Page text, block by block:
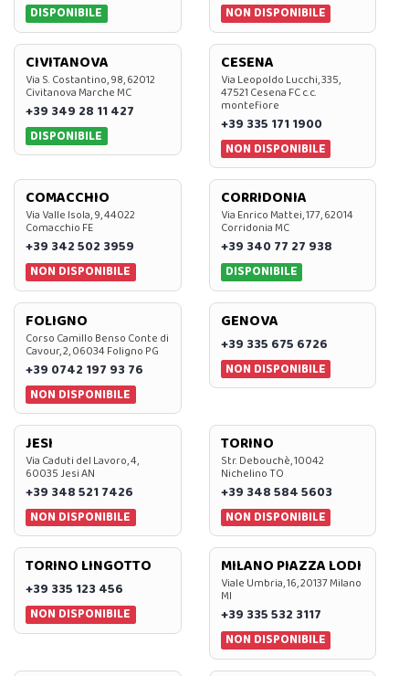
DISPONIBILE
NON DISPONIBILE
CIVITANOVA
Via S. Costantino, 98, 62012
Civitanova Marche MC
+39 349 28 11 427
DISPONIBILE
CESENA
Via Leopoldo Lucchi, 335,
47521 Cesena FC c.c.
montefiore
+39 335 171 1900
NON DISPONIBILE
COMACCHIO
Via Valle Isola, 9, 44022
Comacchio FE
+39 342 502 3959
NON DISPONIBILE
CORRIDONIA
Via Enrico Mattei, 177, 62014
Corridonia MC
+39 340 77 27 938
DISPONIBILE
FOLIGNO
Corso Camillo Benso Conte di
Cavour, 2, 06034 Foligno PG
+39 0742 197 93 76
NON DISPONIBILE
GENOVA
+39 335 675 6726
NON DISPONIBILE
JESI
Via Caduti del Lavoro, 4,
60035 Jesi AN
+39 348 521 7426
NON DISPONIBILE
TORINO
Str. Debouchè, 10042
Nichelino TO
+39 348 584 5603
NON DISPONIBILE
TORINO LINGOTTO
+39 335 123 456
NON DISPONIBILE
MILANO PIAZZA LODI
Viale Umbria, 16, 20137 Milano
MI
+39 335 532 3117
NON DISPONIBILE